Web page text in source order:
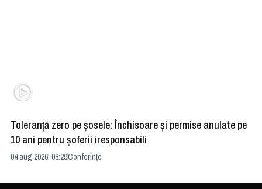
Toleranță zero pe șosele: Închisoare și permise anulate pe
10 ani pentru șoferii iresponsabili
04 aug 2026, 08:29Conferințe